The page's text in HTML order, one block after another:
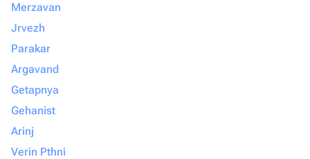
Merzavan
Jrvezh
Parakar
Argavand
Getapnya
Gehanist
Arinj
Verin Pthni